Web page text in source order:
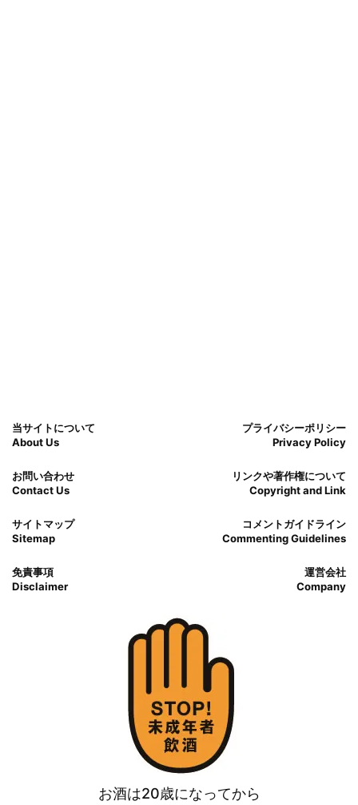
当サイトについて
About Us
プライバシーポリシー
Privacy Policy
お問い合わせ
Contact Us
リンクや著作権について
Copyright and Link
サイトマップ
Sitemap
コメントガイドライン
Commenting Guidelines
免責事項
Disclaimer
運営会社
Company
お酒は20歳になってから